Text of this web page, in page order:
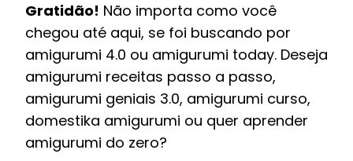
Gratidão! Não importa como você
chegou até aqui, se foi buscando por
amigurumi 4.0 ou amigurumi today. Deseja
amigurumi receitas passo a passo,
amigurumi geniais 3.0, amigurumi curso,
domestika amigurumi ou quer aprender
amigurumi do zero?